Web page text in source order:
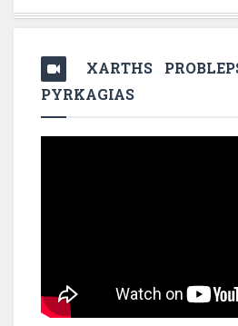
XARTHS
PYRKAGIAS